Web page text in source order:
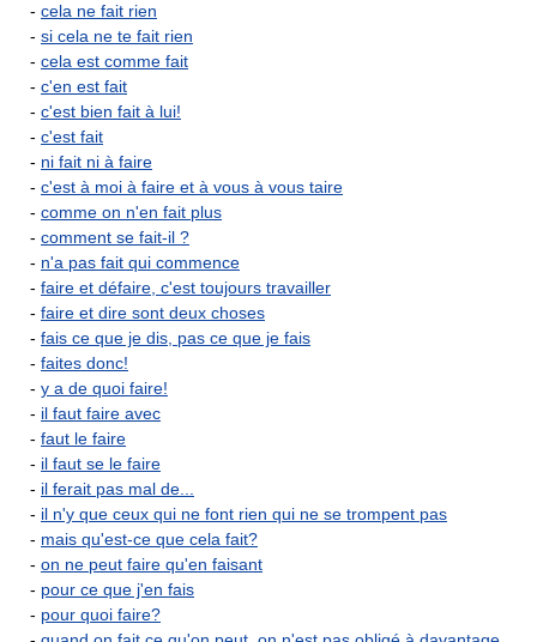
- cela ne fait rien
- si cela ne te fait rien
- cela est comme fait
- c'en est fait
- c'est bien fait à lui!
- c'est fait
- ni fait ni à faire
- c'est à moi à faire et à vous à vous taire
- comme on n'en fait plus
- comment se fait-il ?
- n'a pas fait qui commence
- faire et défaire, c'est toujours travailler
- faire et dire sont deux choses
- fais ce que je dis, pas ce que je fais
- faites donc!
- y a de quoi faire!
- il faut faire avec
- faut le faire
- il faut se le faire
- il ferait pas mal de...
- il n'y que ceux qui ne font rien qui ne se trompent pas
- mais qu'est-ce que cela fait?
- on ne peut faire qu'en faisant
- pour ce que j'en fais
- pour quoi faire?